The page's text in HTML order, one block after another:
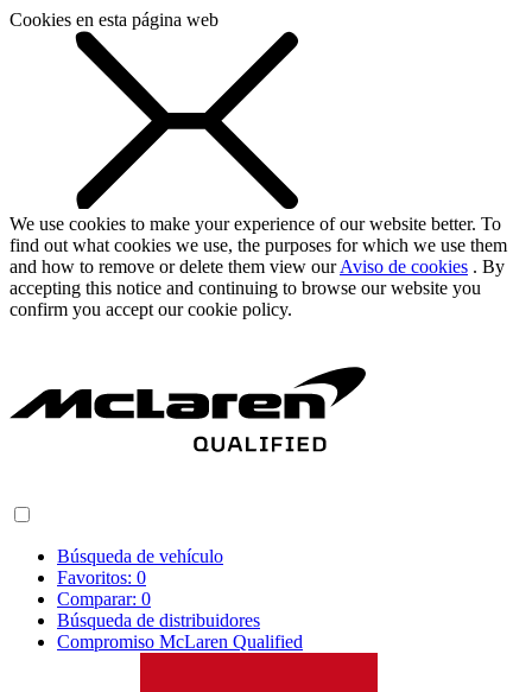
Cookies en esta página web
We use cookies to make your experience of our website better. To
find out what cookies we use, the purposes for which we use them
and how to remove or delete them view ourAviso de cookies . By
accepting this notice and continuing to browse our website you
confirm you accept our cookie policy.
Búsqueda de vehículo
Favoritos: 0
Comparar: 0
Búsqueda de distribuidores
Compromiso McLaren Qualified